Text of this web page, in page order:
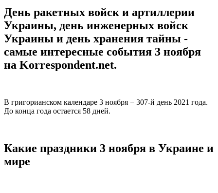
День ракетных войск и артиллерии
Украины, день инженерных войск
Украины и день хранения тайны -
самые интересные события 3 ноября
на Korrespondent.net.
В григорианском календаре 3 ноября − 307-й день 2021 года.
До конца года остается 58 дней.
Какие праздники 3 ноября в Украине и
мире